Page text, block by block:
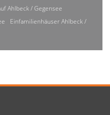
Ahlbeck / Gegensee
Einfamilienhäuser Ahlbeck /